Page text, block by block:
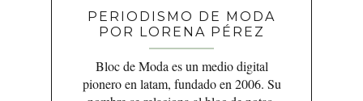
PERIODISMO DE MODA
POR LORENA PÉREZ
Bloc de Moda es un medio digital
pionero en latam, fundado en 2006. Su